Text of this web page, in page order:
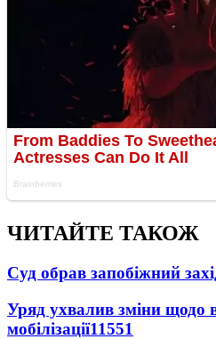
ЧИТАЙТЕ ТАКОЖ
Суд обрав запобіжний
Уряд ухвалив зміни щодо
мобілізації11551